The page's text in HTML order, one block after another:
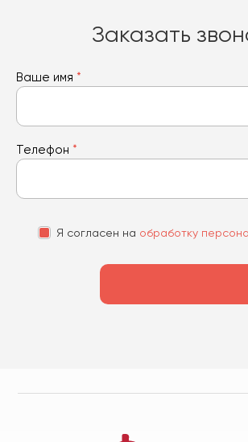
Заказать
Ваше имя *
Телефон *
Я согласен на обработку